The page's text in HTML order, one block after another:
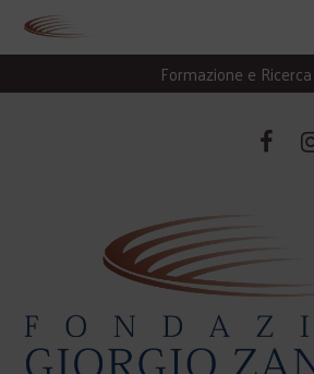
Formazione e Ricerca